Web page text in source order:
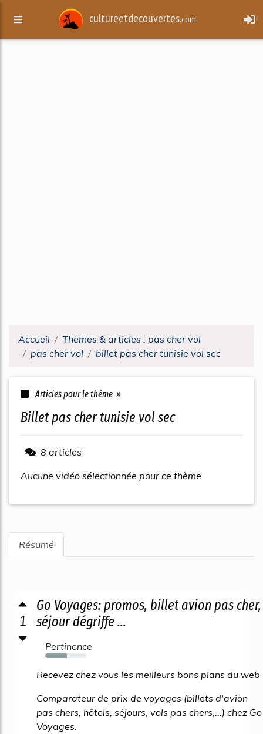
cultureetdecouvertes.com
Accueil
Thèmes & articles : pas cher vol
pas cher vol
billet pas cher tunisie vol sec
Articles pour le thème »
billet pas cher tunisie vol sec
8 articles
Aucune vidéo sélectionnée pour ce thème
Résumé
1
Go Voyages: promos, billet avion pas cher,
séjour dégriffe ...
Pertinence
53%
Recevez chez vous les meilleurs bons plans du web
Comparateur de prix de voyages (billets d'avion
pas chers, hôtels, séjours, vols pas chers,...) chez Go
Voyages.